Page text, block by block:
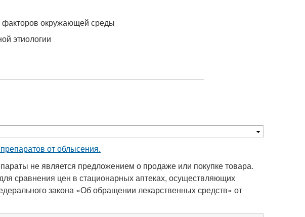
факторов окружающей среды
этиологии
от облысения.
не является предложением о продаже или покупке товара.
сравнения цен в стационарных аптеках, осуществляющих
закона «Об обращении лекарственных средств» от